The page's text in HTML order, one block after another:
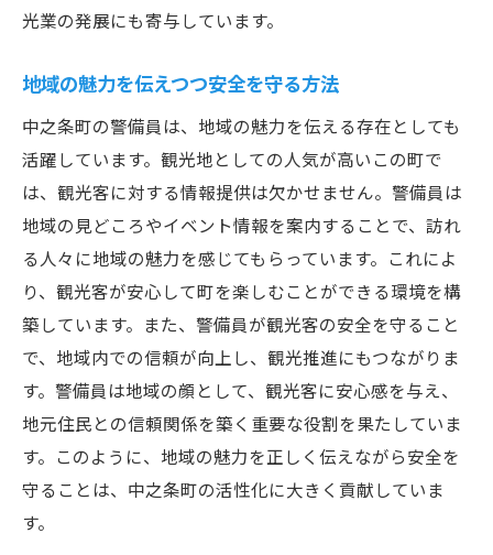
光業の発展にも寄与しています。
地域の魅力を伝えつつ安全を守る方法
中之条町の警備員は、地域の魅力を伝える存在としても
活躍しています。観光地としての人気が高いこの町で
は、観光客に対する情報提供は欠かせません。警備員は
地域の見どころやイベント情報を案内することで、訪れ
る人々に地域の魅力を感じてもらっています。これによ
り、観光客が安心して町を楽しむことができる環境を構
築しています。また、警備員が観光客の安全を守ること
で、地域内での信頼が向上し、観光推進にもつながりま
す。警備員は地域の顔として、観光客に安心感を与え、
地元住民との信頼関係を築く重要な役割を果たしていま
す。このように、地域の魅力を正しく伝えながら安全を
守ることは、中之条町の活性化に大きく貢献していま
す。